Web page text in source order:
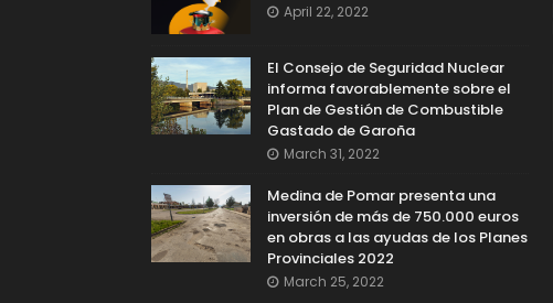
April 22, 2022
El Consejo de Seguridad Nuclear
informa favorablemente sobre el
Plan de Gestión de Combustible
Gastado de Garoña
March 31, 2022
Medina de Pomar presenta una
inversión de más de 750.000 euros
en obras a las ayudas de los Planes
Provinciales 2022
March 25, 2022